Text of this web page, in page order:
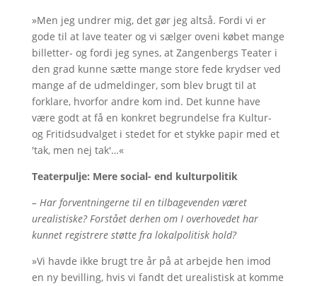
»Men jeg undrer mig, det gør jeg altså. Fordi vi er
gode til at lave teater og vi sælger oveni købet mange
billetter- og fordi jeg synes, at Zangenbergs Teater i
den grad kunne sætte mange store fede krydser ved
mange af de udmeldinger, som blev brugt til at
forklare, hvorfor andre kom ind. Det kunne have
være godt at få en konkret begrundelse fra Kultur-
og Fritidsudvalget i stedet for et stykke papir med et
'tak, men nej tak'…«
Teaterpulje: Mere social- end kulturpolitik
– Har forventningerne til en tilbagevenden været
urealistiske? Forstået derhen om I overhovedet har
kunnet registrere støtte fra lokalpolitisk hold?
»Vi havde ikke brugt tre år på at arbejde hen imod
en ny bevilling, hvis vi fandt det urealistisk at komme